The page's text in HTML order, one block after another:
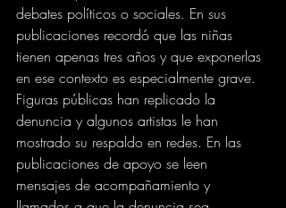
debates políticos o sociales. En sus
publicaciones recordó que las niñas
tienen apenas tres años y que exponerlas
en ese contexto es especialmente grave.
Figuras públicas han replicado la
denuncia y algunos artistas le han
mostrado su respaldo en redes. En las
publicaciones de apoyo se leen
mensajes de acompañamiento y